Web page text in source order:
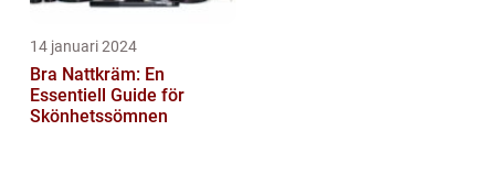
14 januari 2024
Bra Nattkräm: En
Essentiell Guide för
Skönhetssömnen